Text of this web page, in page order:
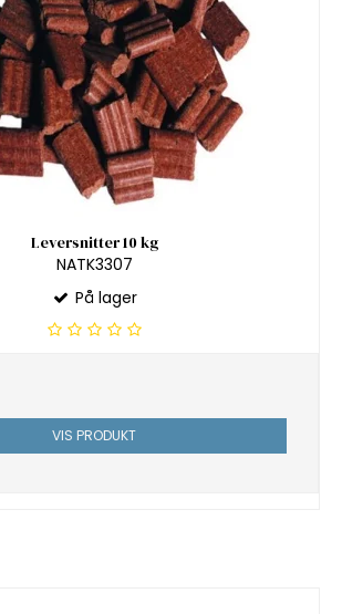
Leversnitter 10 kg
NATK3307
På lager
VIS PRODUKT